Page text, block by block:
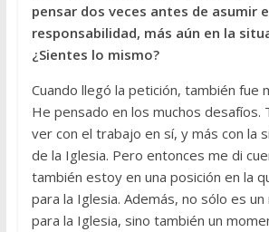
pensar dos veces antes de asumir
responsabilidad, más aún en la
¿Sientes lo mismo?
Cuando llegó la petición, también fue
He pensado en los muchos desafíos.
ver con el trabajo en sí, y más con la
de la Iglesia. Pero entonces me di
también estoy en una posición en la
para la Iglesia. Además, no sólo es
para la Iglesia, sino también un